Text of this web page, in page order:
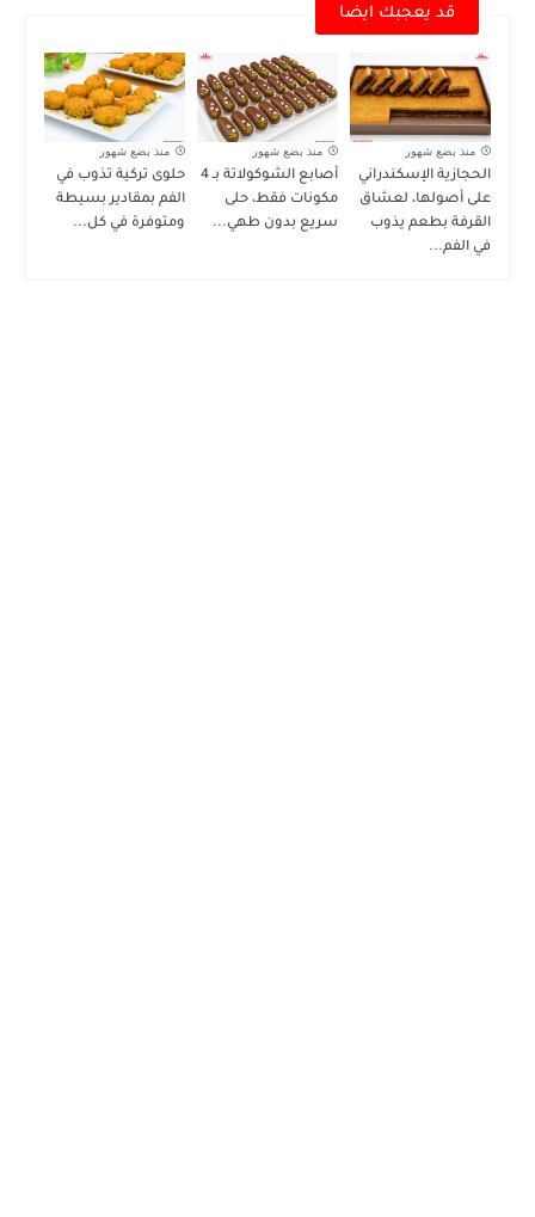
قد يعجبك ايضا
منذ بضع شهور
الحجازية الإسكندراني
على أصولها، لعشاق
القرفة بطعم يذوب
في الفم...
منذ بضع شهور
أصابع الشوكولاتة بـ 4
مكونات فقط، حلى
سريع بدون طهي...
منذ بضع شهور
حلوى تركية تذوب في
الفم بمقادير بسيطة
ومتوفرة في كل...